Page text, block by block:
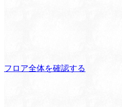
フロア全体を確認する